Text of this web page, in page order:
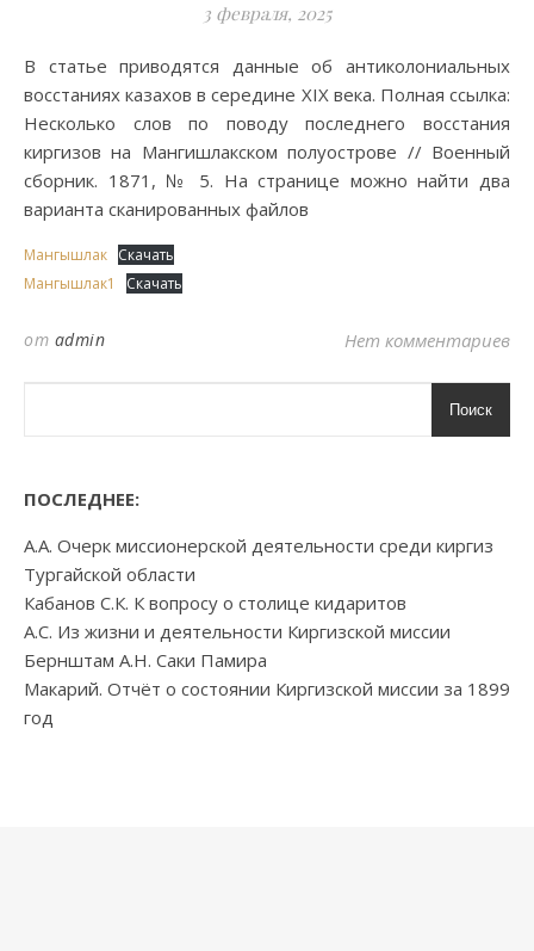
3 февраля, 2025
В статье приводятся данные об антиколониальных
восстаниях казахов в середине XIX века. Полная ссылка:
Несколько слов по поводу последнего восстания
киргизов на Мангишлакском полуострове // Военный
сборник. 1871, № 5. На странице можно найти два
варианта сканированных файлов
Мангышлак Скачать
Мангышлак1
Скачать
от admin Нет комментариев
Поиск
ПОСЛЕДНЕЕ:
А.А. Очерк миссионерской деятельности среди киргиз
Тургайской области
Кабанов С.К. К вопросу о столице кидаритов
А.С. Из жизни и деятельности Киргизской миссии
Бернштам А.Н. Саки Памира
Макарий. Отчёт о состоянии Киргизской миссии за 1899
год